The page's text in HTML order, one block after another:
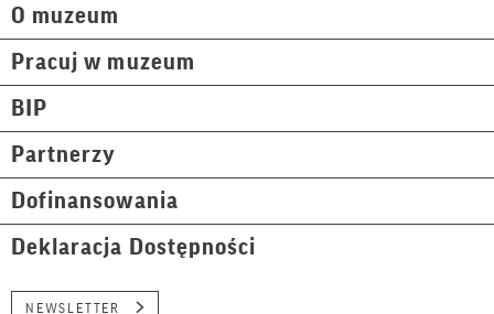
O muzeum
Pracuj w muzeum
BIP
Partnerzy
Dofinansowania
Deklaracja Dostępności
NEWSLETTER